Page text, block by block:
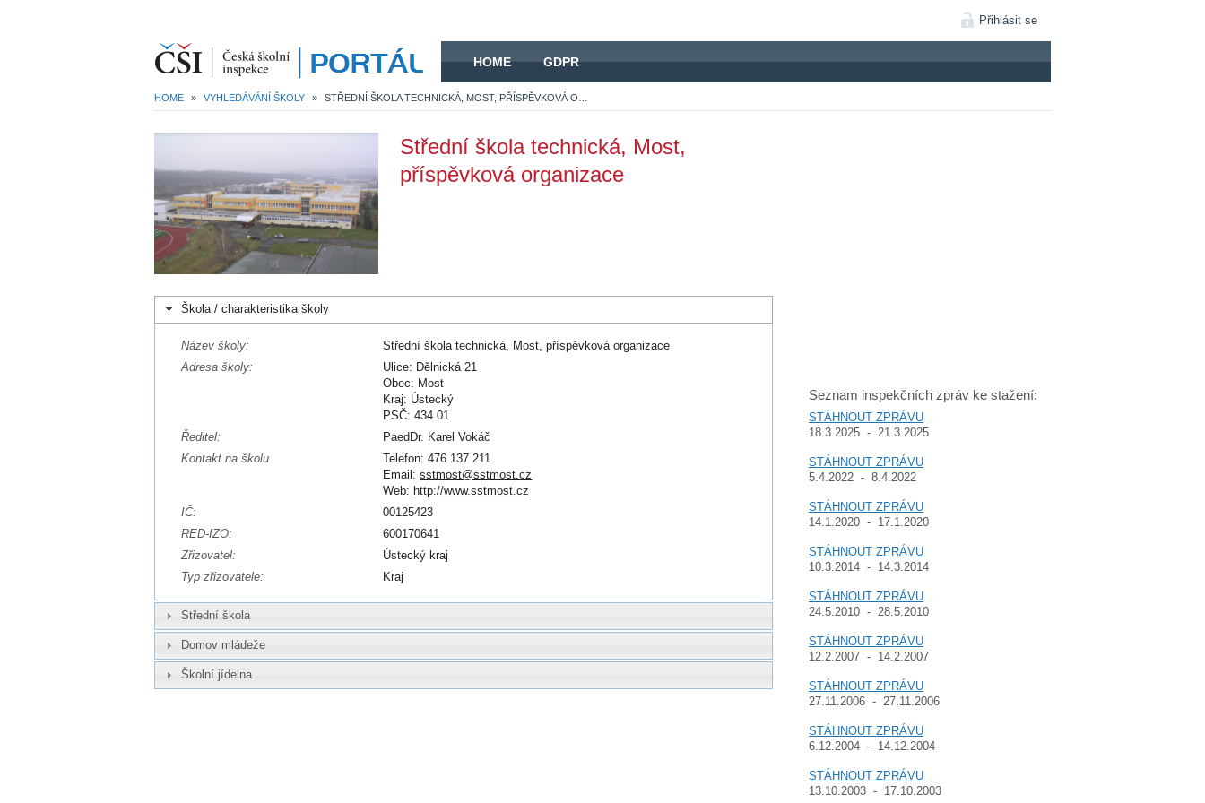
Přihlásit se
HOME GDPR
HOME » VYHLEDÁVÁNÍ ŠKOLY »
Seznam inspekčních zpráv ke stažení:
STÁHNOUT ZPRÁVU
18.3.2025 - 21.3.2025
STÁHNOUT ZPRÁVU
5.4.2022 - 8.4.2022
STÁHNOUT ZPRÁVU
14.1.2020 - 17.1.2020
STÁHNOUT ZPRÁVU
10.3.2014 - 14.3.2014
STÁHNOUT ZPRÁVU
24.5.2010 - 28.5.2010
STÁHNOUT ZPRÁVU
12.2.2007 - 14.2.2007
STÁHNOUT ZPRÁVU
27.11.2006 - 27.11.2006
STÁHNOUT ZPRÁVU
6.12.2004 - 14.12.2004
STÁHNOUT ZPRÁVU
13.10.2003 - 17.10.2003
Střední škola technická, Most,
příspěvková organizace
Škola / charakteristika školy
Název školy:
Střední škola technická, Most, příspěvková organizace
Adresa školy:
Ulice: Dělnická 21
Obec: Most
Kraj: Ústecký
PSČ: 434 01
Ředitel:
PaedDr. Karel Vokáč
Kontakt na školu
Telefon: 476 137 211
Email:sstmost@sstmost.cz
Web: http://www.sstmost.cz
IČ:
00125423
RED-IZO:
600170641
Zřizovatel:
Ústecký kraj
Typ zřizovatele:
Kraj
Střední škola
Domov mládeže
Školní jídelna